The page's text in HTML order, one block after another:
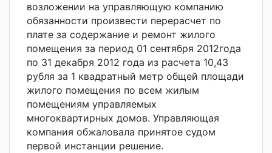
возложении на управляющую компанию
обязанности произвести перерасчет по
плате за содержание и ремонт жилого
помещения за период 01 сентября 2012года
по 31 декабря 2012 года из расчета 10,43
рубля за 1 квадратный метр общей площади
жилого помещения по всем жилым
помещениям управляемых
многоквартирных домов. Управляющая
компания обжаловала принятое судом
первой инстанции решение.